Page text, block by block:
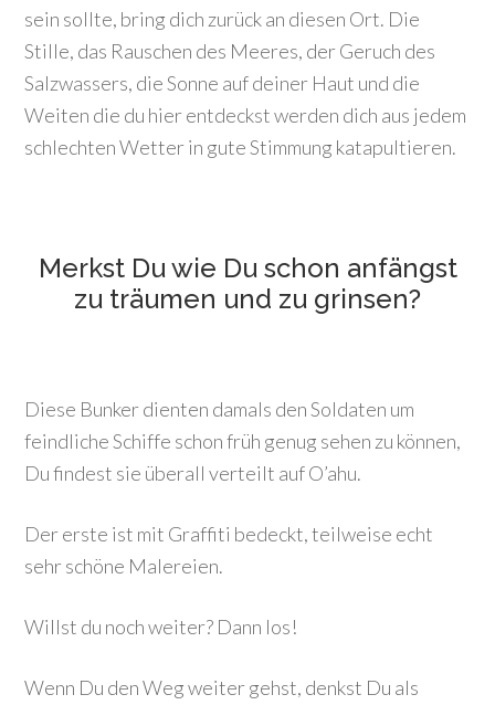
sein sollte, bring dich zurück an diesen Ort. Die
Stille, das Rauschen des Meeres, der Geruch des
Salzwassers, die Sonne auf deiner Haut und die
Weiten die du hier entdeckst werden dich aus jedem
schlechten Wetter in gute Stimmung katapultieren.
Merkst Du wie Du schon anfängst
zu träumen und zu grinsen?
Diese Bunker dienten damals den Soldaten um
feindliche Schiffe schon früh genug sehen zu können,
Du findest sie überall verteilt auf O’ahu.
Der erste ist mit Graffiti bedeckt, teilweise echt
sehr schöne Malereien.
Willst du noch weiter? Dann los!
Wenn Du den Weg weiter gehst, denkst Du als